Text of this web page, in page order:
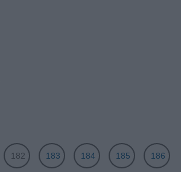
182 183 184 185 186